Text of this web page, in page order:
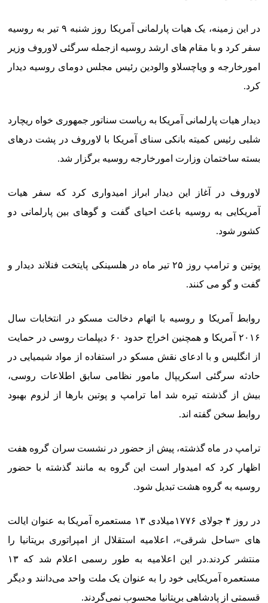
در این زمینه، یک هیات پارلمانی آمریکا روز شنبه ۹ تیر به روسیه
سفر کرد و با مقام های ارشد روسیه ازجمله سرگئی لاوروف وزیر
امورخارجه و ویاچسلاو والودین رئیس مجلس دومای روسیه دیدار
کرد.
دیدار هیات پارلمانی آمریکا به ریاست سناتور جمهوری خواه ریچارد
شلبی رئیس کمیته بانکی سنای آمریکا با لاوروف در پشت درهای
بسته ساختمان وزارت امورخارجه روسیه برگزار شد.
لاوروف در آغاز این دیدار ابراز امیدواری کرد که سفر هیات
آمریکایی به روسیه باعث احیای گفت و گوهای بین پارلمانی دو
کشور شود.
پوتین و ترامپ روز ۲۵ تیر ماه در هلسینکی پایتخت فنلاند دیدار و
گفت و گو می کنند.
روابط آمریکا و روسیه با اتهام دخالت مسکو در انتخابات سال
۲۰۱۶ آمریکا و همچنین اخراج حدود ۶۰ دیپلمات روسی در حمایت
از انگلیس و با ادعای نقش مسکو در استفاده از مواد شیمیایی در
حادثه سرگئی اسکریپال مامور نظامی سابق اطلاعات روسی،
بیش از گذشته تیره شد اما ترامپ و پوتین بارها از لزوم بهبود
روابط سخن گفته اند.
ترامپ در ماه گذشته، پیش از حضور در نشست سران گروه هفت
اظهار کرد که امیدوار است این گروه به مانند گذشته با حضور
روسیه به گروه هشت تبدیل شود.
در روز ۴ جولای ۱۷۷۶میلادی ۱۳ مستعمره آمریکا به عنوان ایالت
های «ساحل شرقی»، اعلامیه استقلال از امپراتوری بریتانیا را
منتشر کردند.در این اعلامیه به طور رسمی اعلام شد که ۱۳
مستعمره آمریکایی خود را به عنوان یک ملت واحد می‌دانند و دیگر
قسمتی از پادشاهی بریتانیا محسوب نمی‌گردند.